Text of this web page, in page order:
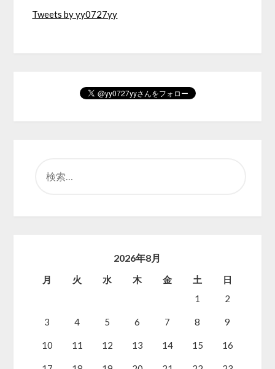
Tweets by yy0727yy
2026年8月
月 火 水 木 金 土
日
1
2
3 4 5 6 7 8 9
10 11 12 13 14 15 16